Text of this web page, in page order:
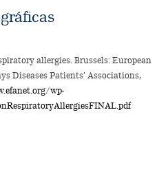
allergies. Brussels: European
Diseases Patients’ Associations,
wp-